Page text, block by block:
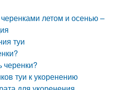
летом и осенью –
туи
черенки?
туи к укоренению